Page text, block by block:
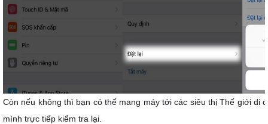
Còn nếu không thì bạn có thể mang máy tới các siêu thị Thế giới di
mình trực tiếp kiểm tra lại.